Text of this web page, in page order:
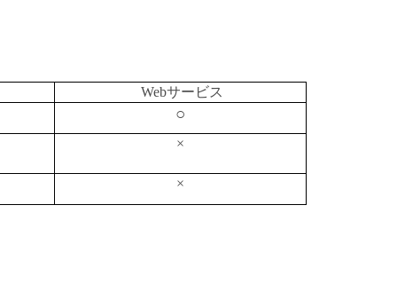
Webサービス
○
×
×